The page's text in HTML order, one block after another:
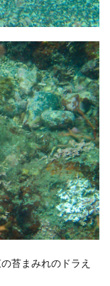
苔まみれのドラえ